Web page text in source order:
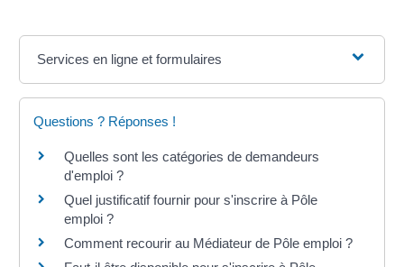
Services en ligne et formulaires
Questions ? Réponses !
Quelles sont les catégories de demandeurs
d'emploi ?
Quel justificatif fournir pour s'inscrire à Pôle
emploi ?
Comment recourir au Médiateur de Pôle emploi ?